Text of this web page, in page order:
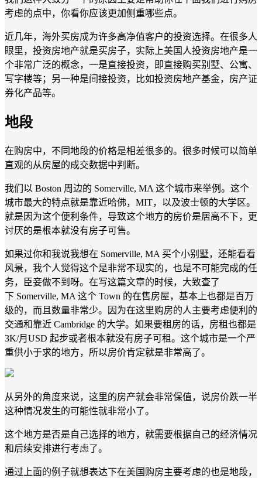
考虑的点中，你看你应该更加侧重哪些点。
近几年，海外买房成为许多高净值客户的投资选择。在很多人
眼里，投资房地产就是买房子，实际上美国人投资房地产是一
个非常广泛的概念，一是直接投资，即直接购买别墅、公寓、
写字楼等；另一种是间接投资，比如投资房地产基金，房产证
券化产品等。
地段
在购房中，不同地段的价格是相差很多的。很多时候可以简单
直观的从房屋的成交数据中判断。
我们以 Boston 周边的 Somerville, MA 这个城市来举例。这个
城市最大的特点就是靠近哈佛，MIT，以及波士顿的大学区。
就是因为这个便利条件，导致这个地方的房价是居高不下，更
讨厌的是根本就没有房子可售。
如果过你和我说我想在 Somerville, MA 买个小别墅，还能看看
风景，我个人觉得这个是非常不现实的，也是不可能完成的任
务，臣妾做不到呀。在写这篇文章的时候，大致查了
下 Somerville, MA 这个 Town 的在售房屋，基本上也都是百万
级的，而且数量非常少。因为在这里购房的人主要考虑便利的
交通和靠近 Cambridge 的大学。如果要租房的话，房租也都是
3K/月USD 起步或者根本就没有房子可租。这个城市是一个严
重供小于求的地方，所以房价肯定就是非常高了。
从另外的角度来说，这里的房产就会非常保值，说房价跌一半
这种情况发生的可能性就非常小了。
这个地方是否是自己选择的地方，就需要根据自己的经济情况
和后续安排进行考虑了。
通过上面的例子就想表达下在美国购房主要考虑的也是地段，